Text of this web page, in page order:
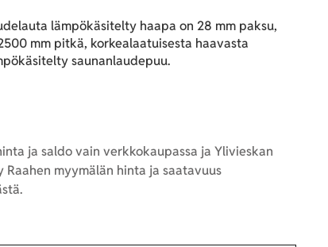
lämpökäsitelty haapa on 28 mm paksu,
mm pitkä, korkealaatuisesta haavasta
saunanlaudepuu.
ja saldo vain verkkokaupassa ja Ylivieskan
Raahen myymälän hinta ja saatavuus